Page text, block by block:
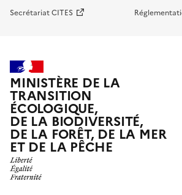
Secrétariat CITES
MINISTÈRE DE LA
TRANSITION
ÉCOLOGIQUE,
DE LA BIODIVERSITÉ,
DE LA FORÊT, DE LA MER
ET DE LA PÊCHE